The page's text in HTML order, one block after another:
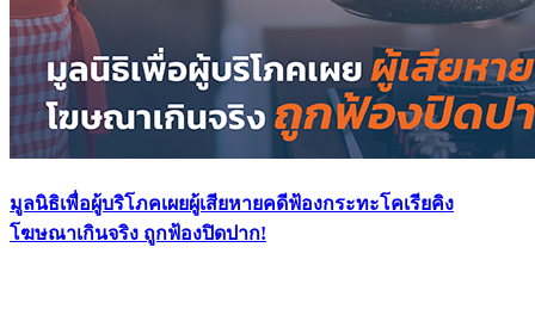
มูลนิธิเพื่อผู้บริโภคเผยผู้เสียหายคดีฟ้องกระทะโคเรียคิง
โฆษณาเกินจริง ถูกฟ้องปิดปาก!